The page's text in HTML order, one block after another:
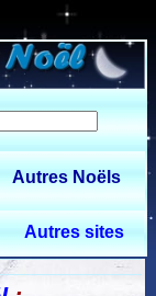
Autres Noëls
Autres sites